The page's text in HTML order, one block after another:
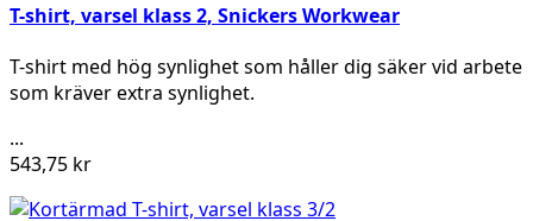
T-shirt, varsel klass 2, Snickers Workwear
T-shirt med hög synlighet som håller dig säker vid arbete
som kräver extra synlighet.
...
543,75 kr